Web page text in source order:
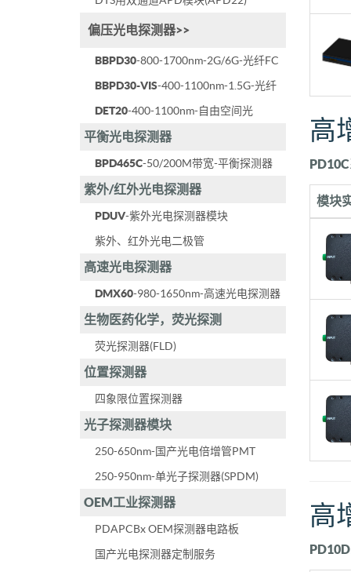
偏压光电探测器>>
BBPD30-800-1700nm-2G/6G-光纤FC
BBPD30-VIS-400-1100nm-1.5G-光纤
DET20-400-1100nm-自由空间光
平衡光电探测器
BPD465C-50/200M带宽-平衡探测器
紫外/红外光电探测器
PDUV-紫外光电探测器模块
紫外、红外光电二极管
高速光电探测器
DMX60-980-1650nm-高速光电探测器
生物医药化学，荧光探测
荧光探测器(FLD)
位置探测器
四象限位置探测器
光子探测器模块
250-650nm-国产光电倍增管PMT
250-950nm-单光子探测器(SPDM)
OEM工业探测器
PDAPCBx OEM探测器电路板
国产光电探测器定制服务
高
模块
高